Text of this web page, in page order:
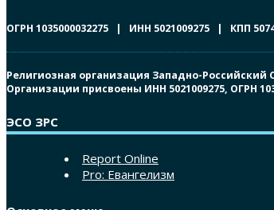
ОГРН 1035000032275 | ИНН 5021009275 | КПП
Религиозная организация Западно-
Организации присвоены ИНН 5021009275, ОГРН
ЭСО ЗРС
Report Online
Pro: Евангелизм